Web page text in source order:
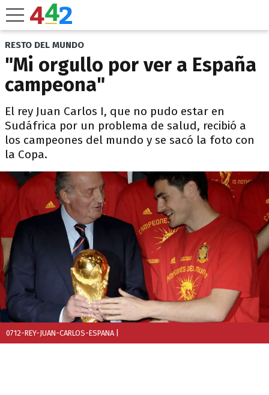
RESTO DEL MUNDO
"Mi orgullo por ver a España
campeona"
El rey Juan Carlos I, que no pudo estar en
Sudáfrica por un problema de salud, recibió a
los campeones del mundo y se sacó la foto con
la Copa.
0712-REY-JUAN-CARLOS-ESPANA